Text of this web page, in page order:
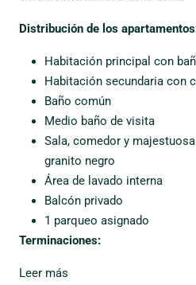
Distribución de los
Habitación principal con
Habitación secundaria con
Baño común
Medio baño de visita
Sala, comedor y
granito negro
Área de lavado interna
Balcón privado
1 parqueo asignado
Terminaciones:
Leer más